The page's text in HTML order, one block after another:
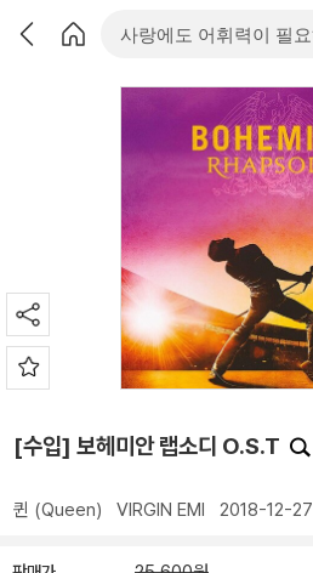
[수입] 보헤미안 랩소디 O.S.T
퀸 (Queen) VIRGIN EMI 2018-12-27